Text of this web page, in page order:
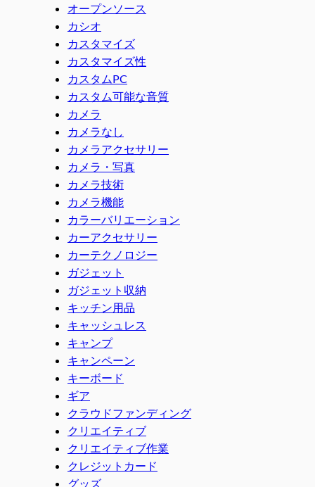
オープンソース
カシオ
カスタマイズ
カスタマイズ性
カスタムPC
カスタム可能な音質
カメラ
カメラなし
カメラアクセサリー
カメラ・写真
カメラ技術
カメラ機能
カラーバリエーション
カーアクセサリー
カーテクノロジー
ガジェット
ガジェット収納
キッチン用品
キャッシュレス
キャンプ
キャンペーン
キーボード
ギア
クラウドファンディング
クリエイティブ
クリエイティブ作業
クレジットカード
グッズ